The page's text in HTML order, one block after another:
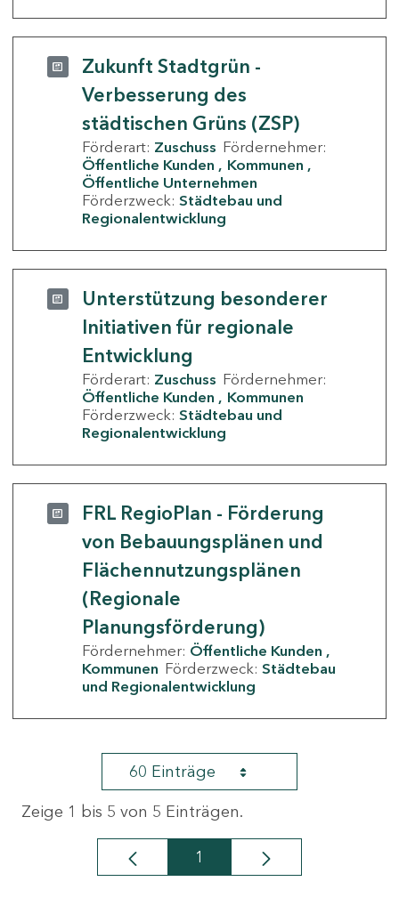
Zukunft Stadtgrün -
Verbesserung des
städtischen Grüns (ZSP)
Förderart: Zuschuss Fördernehmer:
Öffentliche Kunden
Kommunen
Öffentliche Unternehmen
Förderzweck: Städtebau und
Regionalentwicklung
Unterstützung besonderer
Initiativen für regionale
Entwicklung
Förderart: Zuschuss Fördernehmer:
Öffentliche Kunden
Kommunen
Förderzweck: Städtebau und
Regionalentwicklung
FRL RegioPlan - Förderung
von Bebauungsplänen und
Flächennutzungsplänen
(Regionale
Planungsförderung)
Fördernehmer: Öffentliche Kunden
Kommunen Förderzweck: Städtebau
und Regionalentwicklung
60 Einträge
Zeige 1 bis 5 von 5 Einträgen.
Seite
1